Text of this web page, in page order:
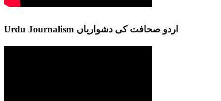
Urdu Journalism اردو صحافت کی دشواریاں